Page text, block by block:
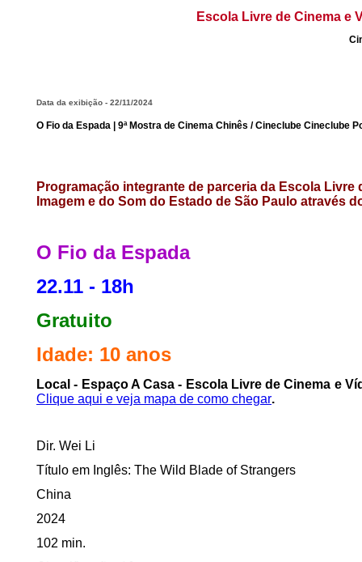
Escola Livre de Cinema e
Data da exibição - 22/11/2024
O Fio da Espada | 9ª Mostra de Cinema Chinês / Cineclube Cineclube
Programação integrante de parceria da Escola Livre
Imagem e do Som do Estado de São Paulo através
O Fio da Espada
22.11 - 18h
Gratuito
Idade: 10 anos
Local - Espaço A Casa - Escola Livre de Cinema e
Clique aqui e veja mapa de como chegar.
Dir. Wei Li
Título em Inglês: The Wild Blade of Strangers
China
2024
102 min.